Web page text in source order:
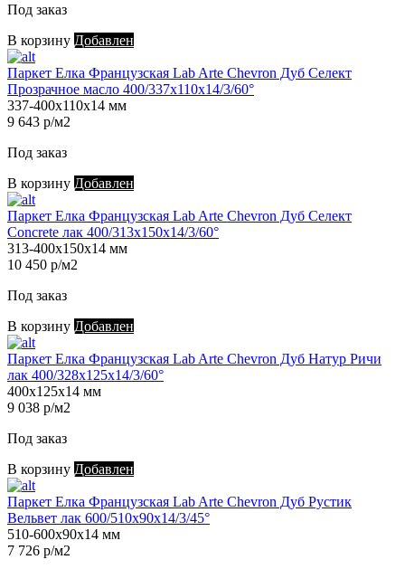
Под заказ
В корзину Добавлен
Паркет Елка Французская Lab Arte Chevron Дуб Селект
Прозрачное масло 400/337х110х14/3/60°
337-400х110х14 мм
9 643 р/м2
Под заказ
В корзину Добавлен
Паркет Елка Французская Lab Arte Chevron Дуб Селект
Concrete лак 400/313х150х14/3/60°
313-400х150х14 мм
10 450 р/м2
Под заказ
В корзину Добавлен
Паркет Елка Французская Lab Arte Chevron Дуб Натур Ричи
лак 400/328х125х14/3/60°
400х125х14 мм
9 038 р/м2
Под заказ
В корзину Добавлен
Паркет Елка Французская Lab Arte Chevron Дуб Рустик
Вельвет лак 600/510х90х14/3/45°
510-600х90х14 мм
7 726 р/м2